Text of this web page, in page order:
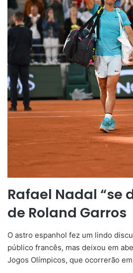
Rafael Nadal “se
de Roland Garros
O astro espanhol fez um lindo
público francês, mas deixou em
Jogos Olímpicos, que ocorrerão